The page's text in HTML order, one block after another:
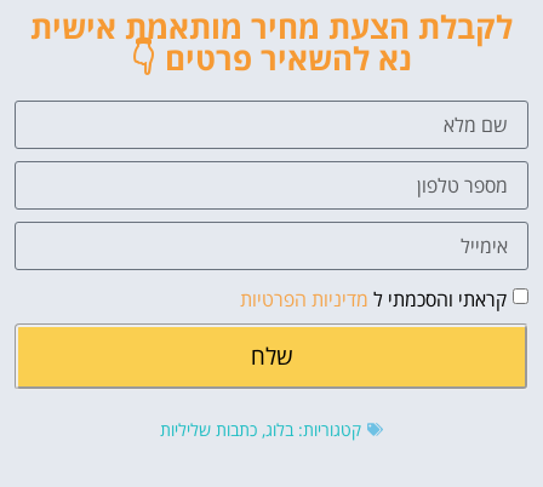
לקבלת הצעת מחיר מותאמת אישית
נא להשאיר פרטים 👇
קראתי והסכמתי ל מדיניות הפרטיות
שלח
קטגוריות: בלוג, כתבות שליליות